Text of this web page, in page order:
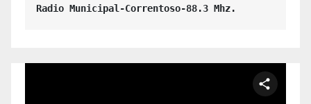
Radio Municipal-Correntoso-88.3 Mhz.